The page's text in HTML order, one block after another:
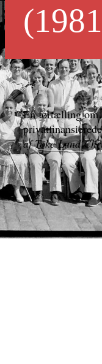
En fortælling om
af Toke Lund